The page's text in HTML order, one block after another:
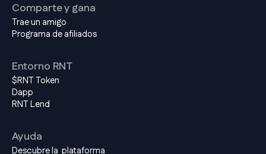
Comparte y gana
Trae un amigo
Programa de afiliados
Entorno RNT
$RNT Token
Dapp
RNT Lend
Ayuda
Descubre la plataforma